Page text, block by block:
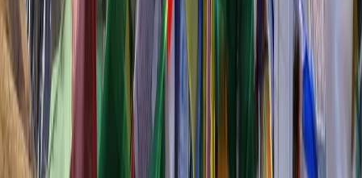
신발끈 정보
신발끈스토리
99 different holidays
슈캐스트
세계여행정보
여행공식
체력지수와 서비스레벨
가이드 운영 안내